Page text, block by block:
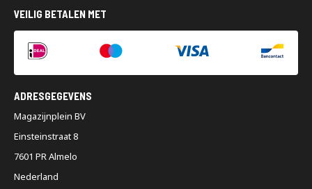
VEILIG BETALEN MET
ADRESGEGEVENS
Magazijnplein BV
Einsteinstraat 8
7601 PR Almelo
Nederland